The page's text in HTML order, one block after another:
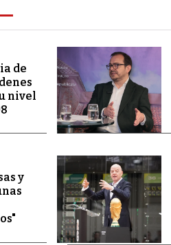
de
nivel
y